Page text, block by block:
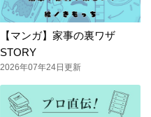
【マンガ】家事の裏ワザ
STORY
2026年07年24日更新